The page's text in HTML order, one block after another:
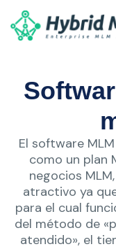
El software
como un plan
negocios
atractivo ya
para el cual
del método de
atendido», el